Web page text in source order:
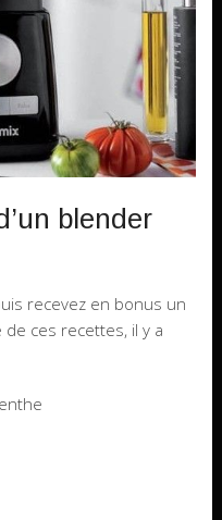
blender
recevez en bonus un
ces recettes, il y a